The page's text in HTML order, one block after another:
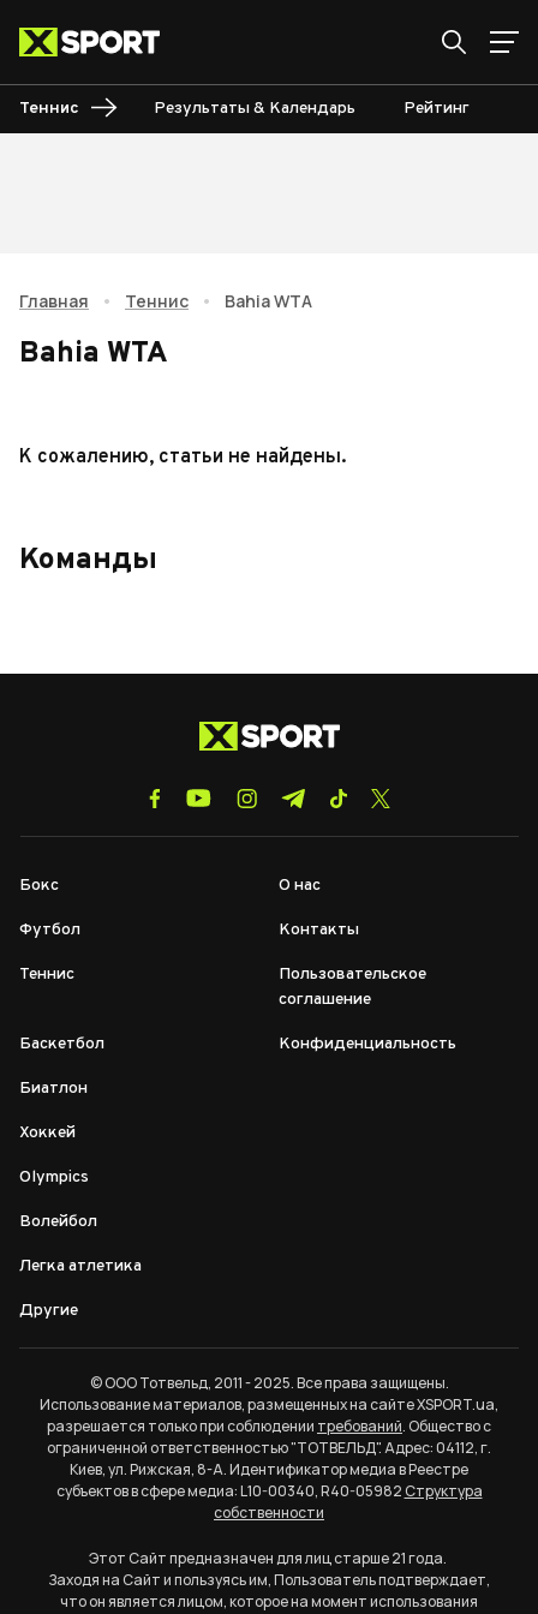
Теннис Результаты & Календарь Рейтинг
Главная • Теннис • Bahia WTA
Bahia WTA
К сожалению, статьи не найдены.
Команды
Бокс
Футбол
Теннис
Баскетбол
Биатлон
Хоккей
Olympics
Волейбол
Легка атлетика
Другие
О нас
Контакты
Пользовательское
соглашение
Конфиденциальность
© ООО Тотвельд, 2011 - 2025. Все права защищены.
Использование материалов, размещенных на сайте XSPORT.ua,
разрешается только при соблюдении требований. Общество с
ограниченной ответственностью "ТОТВЕЛЬД". Адрес: 04112, г.
Киев, ул. Рижская, 8-А. Идентификатор медиа в Реестре
субъектов в сфере медиа: L10-00340, R40-05982Структура
собственности
Этот Сайт предназначен для лиц старше 21 года.
Заходя на Сайт и пользуясь им, Пользователь подтверждает,
что он является лицом, которое на момент использования